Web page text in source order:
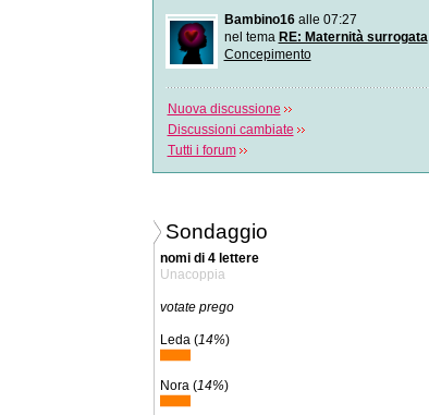
Bambino16alle 07:27
nel tema RE: Maternità surrogata
Concepimento
Nuova discussione
Discussioni cambiate
Tutti i forum
Sondaggio
nomi di 4 lettere
Unacoppia
votate prego
Leda (14%)
Nora (14%)